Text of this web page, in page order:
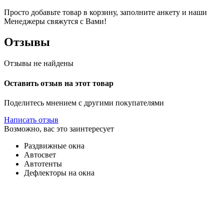
Просто добавьте товар в корзину, заполните анкету и наши
Менеджеры свяжутся с Вами!
Отзывы
Отзывы не найдены
Оставить отзыв на этот товар
Поделитесь мнением с другими покупателями
Написать отзыв
Возможно, вас это заинтересует
Раздвижные окна
Автосвет
Автотенты
Дефлекторы на окна